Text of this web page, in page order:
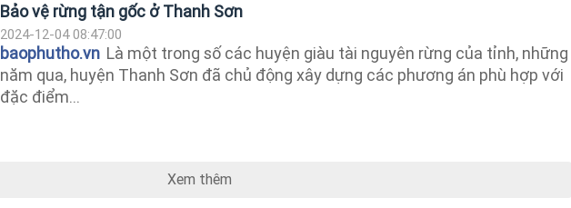
Bảo vệ rừng tận gốc ở Thanh Sơn
2024-12-04 08:47:00
baophutho.vn Là một trong số các huyện giàu tài nguyên rừng của tỉnh, những
năm qua, huyện Thanh Sơn đã chủ động xây dựng các phương án phù hợp với
đặc điểm...
Xem thêm